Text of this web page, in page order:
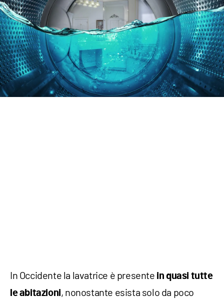
In Occidente la lavatrice è presente in quasi tutte
le abitazioni, nonostante esista solo da poco